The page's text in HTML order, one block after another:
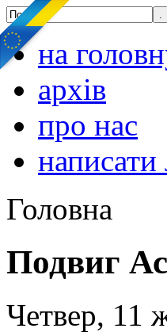
на
архів
про нас
написати
Головна
Подвиг
Четвер, 11